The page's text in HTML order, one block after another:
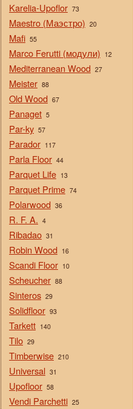
Karelia-Upoflor 73
Maestro (Маэстро) 20
Mafi 55
Marco Ferutti (модули) 12
Mediterranean Wood 27
Meister 88
Old Wood 67
Panaget 5
Par-ky 57
Parador 117
Parla Floor 44
Parquet Life 13
Parquet Prime 74
Polarwood 36
R. F. A. 4
Ribadao 31
Robin Wood 16
Scandi Floor 10
Scheucher 88
Sinteros 29
Solidfloor 93
Tarkett 140
Tilo 29
Timberwise 210
Universal 31
Upofloor 58
Vendi Parchetti 25